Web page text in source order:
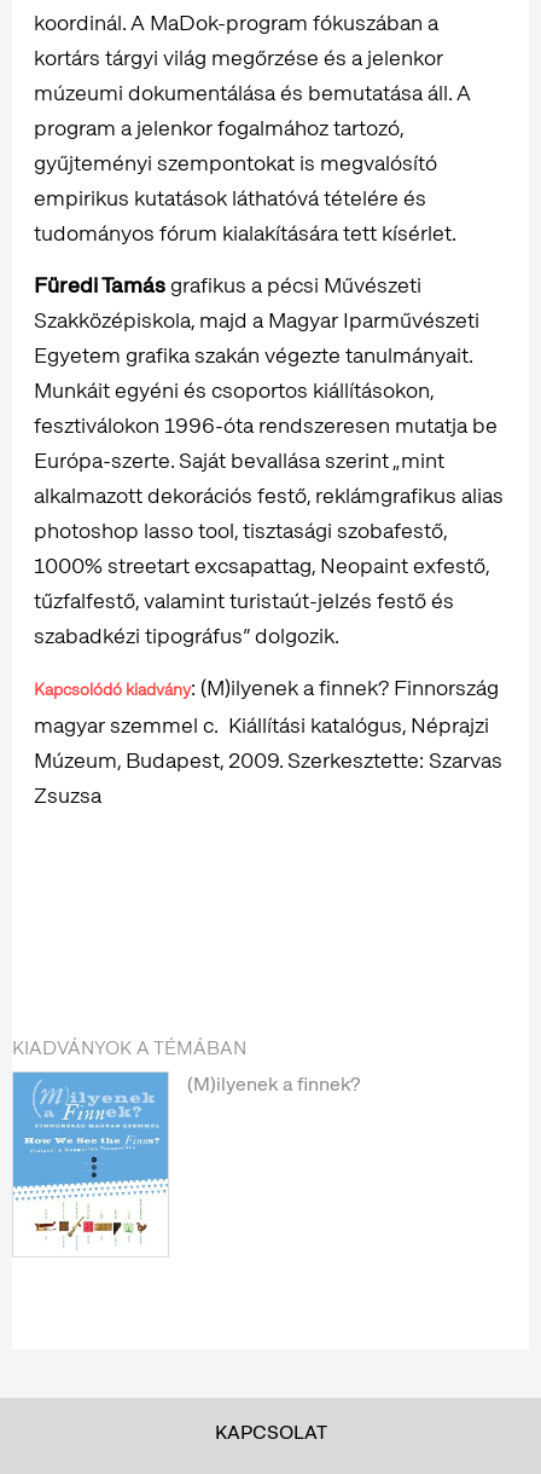
koordinál. A MaDok-program fókuszában a
kortárs tárgyi világ megőrzése és a jelenkor
múzeumi dokumentálása és bemutatása áll. A
program a jelenkor fogalmához tartozó,
gyűjteményi szempontokat is megvalósító
empirikus kutatások láthatóvá tételére és
tudományos fórum kialakítására tett kísérlet.
Füredi Tamás grafikus a pécsi Művészeti
Szakközépiskola, majd a Magyar Iparművészeti
Egyetem grafika szakán végezte tanulmányait.
Munkáit egyéni és csoportos kiállításokon,
fesztiválokon 1996-óta rendszeresen mutatja be
Európa-szerte. Saját bevallása szerint „mint
alkalmazott dekorációs festő, reklámgrafikus alias
photoshop lasso tool, tisztasági szobafestő,
1000% streetart excsapattag, Neopaint exfestő,
tűzfalfestő, valamint turistaút-jelzés festő és
szabadkézi tipográfus” dolgozik.
Kapcsolódó kiadvány: (M)ilyenek a finnek? Finnország
magyar szemmel c. Kiállítási katalógus, Néprajzi
Múzeum, Budapest, 2009. Szerkesztette: Szarvas
Zsuzsa
KIADVÁNYOK A TÉMÁBAN
(M)ilyenek a finnek?
KAPCSOLAT